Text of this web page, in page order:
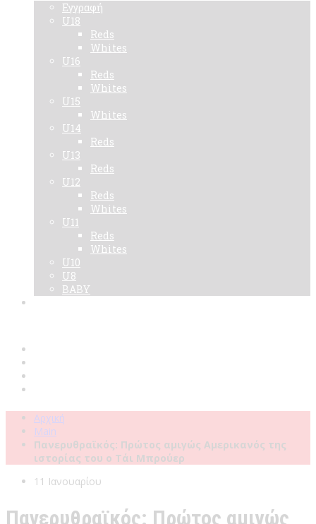
Εγγραφή
U18
Reds
Whites
U16
Reds
Whites
U15
Whites
U14
Reds
U13
Reds
U12
Reds
Whites
U11
Reds
Whites
U10
U8
BABY
Αρχική
Main
Πανερυθραϊκός: Πρώτος αμιγώς Αμερικανός της
ιστορίας του ο Τάι Μπρούερ
11 Ιανουαρίου
Πανερυθραϊκός: Πρώτος αμιγώς